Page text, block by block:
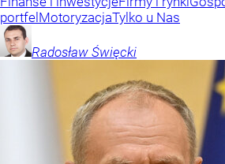
portfel MotoryzacjaTylko u Nas
Radosław Święcki